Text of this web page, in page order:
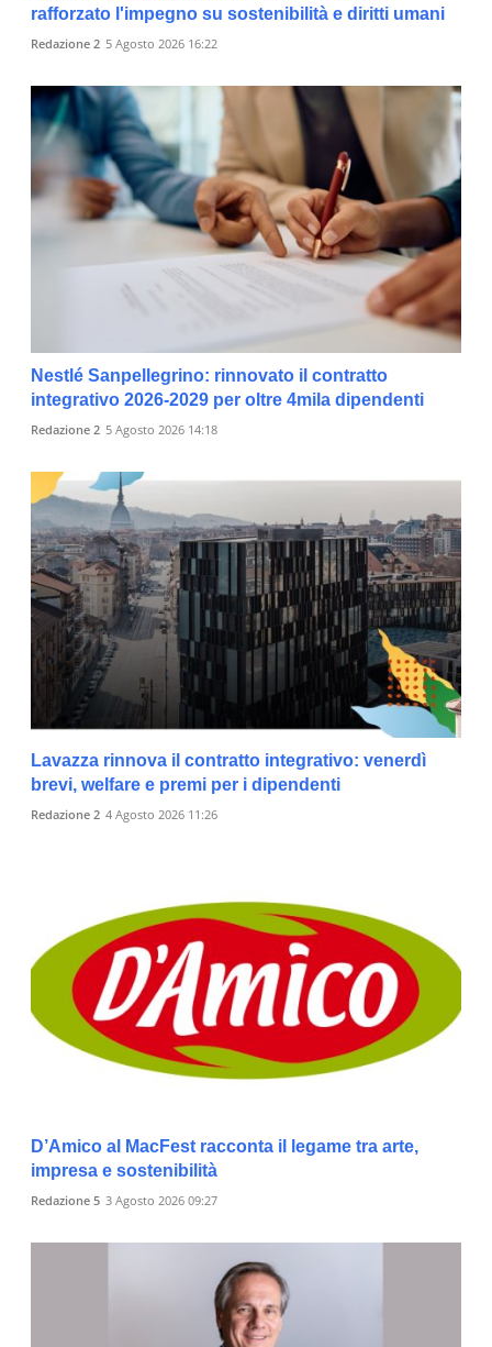
rafforzato l'impegno su sostenibilità e diritti umani
Redazione 2 5 Agosto 2026 16:22
Nestlé Sanpellegrino: rinnovato il contratto
integrativo 2026-2029 per oltre 4mila dipendenti
Redazione 2 5 Agosto 2026 14:18
Lavazza rinnova il contratto integrativo: venerdì
brevi, welfare e premi per i dipendenti
Redazione 2 4 Agosto 2026 11:26
D’Amico al MacFest racconta il legame tra arte,
impresa e sostenibilità
Redazione 5 3 Agosto 2026 09:27